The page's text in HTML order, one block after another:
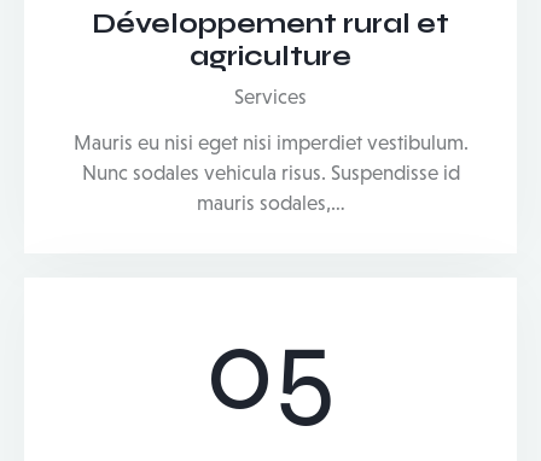
Développement rural et
agriculture
Services
Mauris eu nisi eget nisi imperdiet vestibulum.
Nunc sodales vehicula risus. Suspendisse id
mauris sodales,…
05